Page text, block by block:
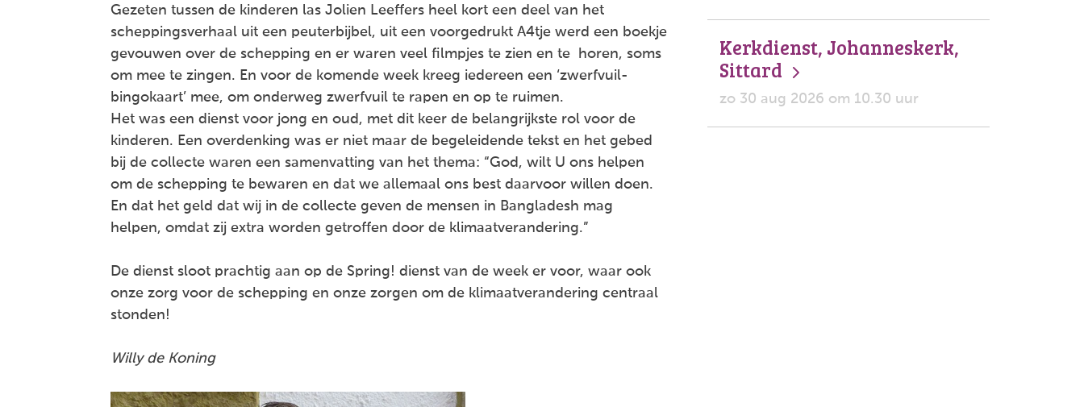
Gezeten tussen de kinderen las Jolien Leeffers heel kort een deel van het
scheppingsverhaal uit een peuterbijbel, uit een voorgedrukt A4tje werd een boekje
gevouwen over de schepping en er waren veel filmpjes te zien en te horen, soms
om mee te zingen. En voor de komende week kreeg iedereen een ‘zwerfvuil-
bingokaart’ mee, om onderweg zwerfvuil te rapen en op te ruimen.
Het was een dienst voor jong en oud, met dit keer de belangrijkste rol voor de
kinderen. Een overdenking was er niet maar de begeleidende tekst en het gebed
bij de collecte waren een samenvatting van het thema: “God, wilt U ons helpen
om de schepping te bewaren en dat we allemaal ons best daarvoor willen doen.
En dat het geld dat wij in de collecte geven de mensen in Bangladesh mag
helpen, omdat zij extra worden getroffen door de klimaatverandering.”
De dienst sloot prachtig aan op de Spring! dienst van de week er voor, waar ook
onze zorg voor de schepping en onze zorgen om de klimaatverandering centraal
stonden!
Willy de Koning
Kerkdienst, Johanneskerk,
Sittard
zo 30 aug 2026 om 10.30 uur